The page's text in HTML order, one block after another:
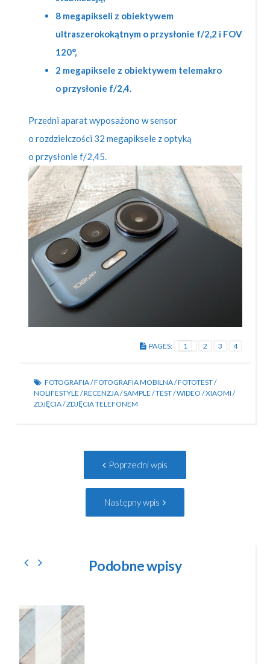
8 megapikseli z obiektywem
ultraszerokokątnym o przysłonie f/2,2 i FOV
120°,
2 megapiksele z obiektywem telemakro
o przysłonie f/2,4.
Przedni aparat wyposażono w sensor
o rozdzielczości 32 megapiksele z optyką
o przysłonie f/2,45.
PAGES: 1 2 3 4
FOTOGRAFIA/FOTOGRAFIA MOBILNA/FOTOTEST/
NOLIFESTYLE /RECENZJA/SAMPLE /TEST/WIDEO /XIAOMI /
ZDJĘCIA/ZDJĘCIA TELEFONEM
Poprzedni wpis
wpis:
Następny wpis
wpis:
Podobne wpisy